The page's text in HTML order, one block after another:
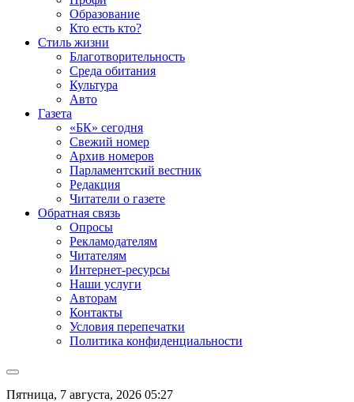
Образование
Кто есть кто?
Стиль жизни
Благотворительность
Среда обитания
Культура
Авто
Газета
«БК» сегодня
Свежий номер
Архив номеров
Парламентский вестник
Редакция
Читатели о газете
Обратная связь
Опросы
Рекламодателям
Читателям
Интернет-ресурсы
Наши услуги
Авторам
Контакты
Условия перепечатки
Политика конфиденциальности
Пятница, 7 августа, 2026 05:27